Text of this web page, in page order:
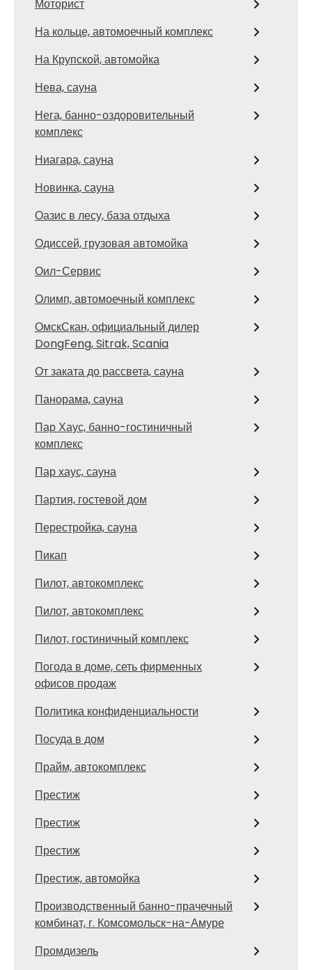
Моторист
На кольце, автомоечный комплекс
На Крупской, автомойка
Нева, сауна
Нега, банно-оздоровительный
комплекс
Ниагара, сауна
Новинка, сауна
Оазис в лесу, база отдыха
Одиссей, грузовая автомойка
Оил-Сервис
Олимп, автомоечный комплекс
ОмскСкан, официальный дилер
DongFeng, Sitrak, Scania
От заката до рассвета, сауна
Панорама, сауна
Пар Хаус, банно-гостиничный
комплекс
Пар хаус, сауна
Партия, гостевой дом
Перестройка, сауна
Пикап
Пилот, автокомплекс
Пилот, автокомплекс
Пилот, гостиничный комплекс
Погода в доме, сеть фирменных
офисов продаж
Политика конфиденциальности
Посуда в дом
Прайм, автокомплекс
Престиж
Престиж
Престиж
Престиж, автомойка
Производственный банно-прачечный
комбинат, г. Комсомольск-на-Амуре
Промдизель